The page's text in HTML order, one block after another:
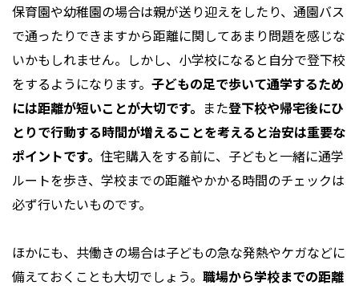
保育園や幼稚園の場合は親が送り迎えをしたり、通園バス
で通ったりできますから距離に関してあまり問題を感じな
いかもしれません。しかし、小学校になると自分で登下校
をするようになります。 子どもの足で歩いて通学するため
には距離が短いことが大切です。 また登下校や帰宅後にひ
とりで行動する時間が増えることを考えると治安は重要な
ポイントです。 住宅購入をする前に、子どもと一緒に通学
ルートを歩き、学校までの距離やかかる時間のチェックは
必ず行いたいものです。
ほかにも、共働きの場合は子どもの急な発熱やケガなどに
備えておくことも大切でしょう。 職場から学校までの距離